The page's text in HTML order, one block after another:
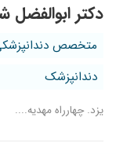
دکتر ابوالفضل
متخصص
دندانپزشک
یزد. چهارراه مهدیه....